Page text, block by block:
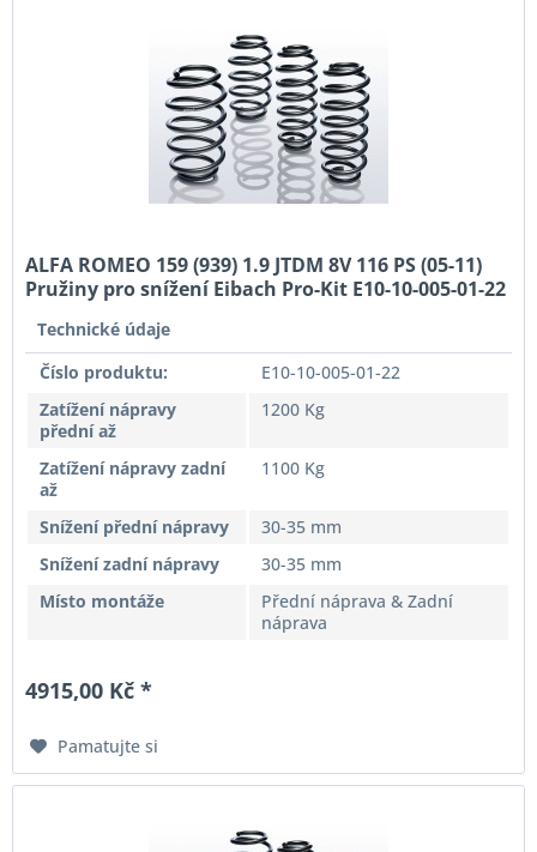
ALFA ROMEO 159 (939) 1.9 JTDM 8V 116 PS (05-11)
Pružiny pro snížení Eibach Pro-Kit E10-10-005-01-22
Technické údaje
Číslo produktu:
E10-10-005-01-22
Zatížení nápravy
přední až
1200 Kg
Zatížení nápravy zadní
až
1100 Kg
Snížení přední nápravy
30-35 mm
Snížení zadní nápravy
30-35 mm
Místo montáže
Přední náprava & Zadní
náprava
4915,00 Kč *
Pamatujte si